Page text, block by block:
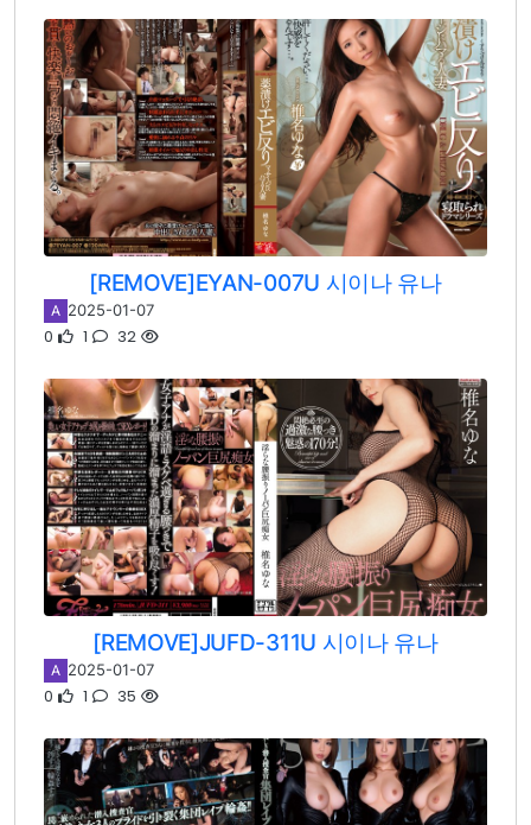
[REMOVE]EYAN-007U 시이나 유나
A 2025-01-07
0 1 32
[REMOVE]JUFD-311U 시이나 유나
A 2025-01-07
0 1 35